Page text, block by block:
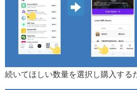
続いてほしい数量を選択し購入する